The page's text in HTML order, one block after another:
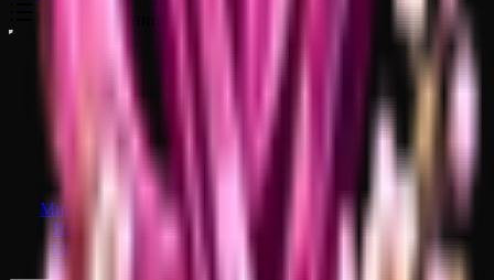
Мир Построек
Ядро сервера
Основные настройки
Прочие настройки